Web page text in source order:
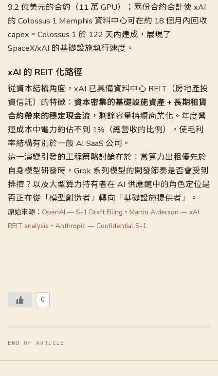
9.2 億美元的合約（11 萬 GPU）；兩份合約合計使 xAI
的 Colossus 1 Memphis 資料中心可在約 18 個月內回收
capex。Colossus 1 於 122 天內建成，展現了
SpaceX/xAI 的基礎設施執行速度。
xAI 的 REIT 化路徑
從資本結構角度，xAI 已具備資料中心 REIT（房地產投
資信託）的特徵： 資本密集的基礎設施資產 + 長期租賃
合約帶來的穩定現金流 ，剩餘容量持續商業化。年度營
運成本中電力約佔不到 1%（總營收的比例），使毛利
率結構有別於一般 AI SaaS 公司。
這一演變引發的工程策略討論在於：當算力出租優先於
自身模型研發時，Grok 系列模型的開發節奏是否會受到
排擠？以及大型算力持有者在 AI 供應鏈中的角色定位是
否正在從「模型創造者」轉向「基礎設施提供者」。
原始來源： OpenAI — S-1 Draft Filing 、 Martin Alderson — xAI
REIT analysis 、 Anthropic — Confidential S-1
0
END OF ARTICLE